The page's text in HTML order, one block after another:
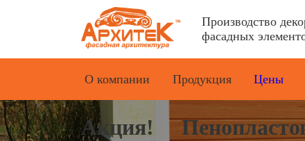
Производство
фасадных
О компании Продукция Цены
Акция!